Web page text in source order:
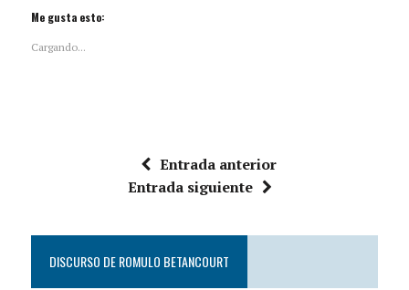
Me gusta esto:
Cargando...
Entrada anterior
Entrada siguiente
DISCURSO DE ROMULO BETANCOURT